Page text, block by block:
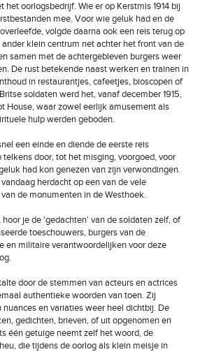
oorlogsbedrijf. Wie er op Kerstmis 1914 bij
mee. Voor wie geluk had en de
volgde daarna ook een reis terug op
klein centrum net achter het front van de
samen met de achtergebleven burgers weer
De rust betekende naast werken en trainen in
in restaurantjes, cafeetjes, bioscopen of
soldaten werd het, vanaf december 1915,
House, waar zowel eerlijk amusement als
hulp werden geboden.
een einde en diende de eerste reis
door, tot het misging, voorgoed, voor
had kon genezen van zijn verwondingen.
herdacht op een van de vele
de monumenten in de Westhoek.
je de 'gedachten' van de soldaten zelf, of
toeschouwers, burgers van de
en militaire verantwoordelijken voor deze
door de stemmen van acteurs en actrices
authentieke woorden van toen. Zij
nuances en variaties weer heel dichtbij. De
gedichten, brieven, of uit opgenomen en
één getuige neemt zelf het woord, de
die tijdens de oorlog als klein meisje in